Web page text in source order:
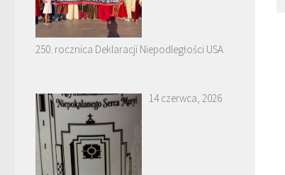
250. rocznica Deklaracji Niepodległości USA
14 czerwca, 2026